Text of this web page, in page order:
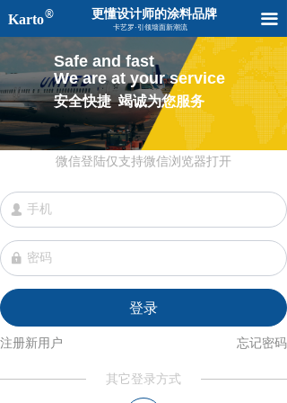
끀
낀 卡艺罗首页
关于Karto
产品系列
在线订购
样板设计库
工程案例
登陆注册
Karto 更懂设计师的涂料品牌
卡艺罗·引领墙面新潮流
®
Safe and fast
We are at your service
安全快捷 竭诚为您服务
넙
넱
登录
注册新用户 忘记密码
其它登录方式
微信登陆仅支持微信浏览器打开